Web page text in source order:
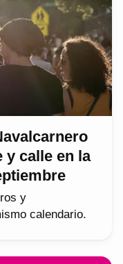
y calle en la
y
calendario.